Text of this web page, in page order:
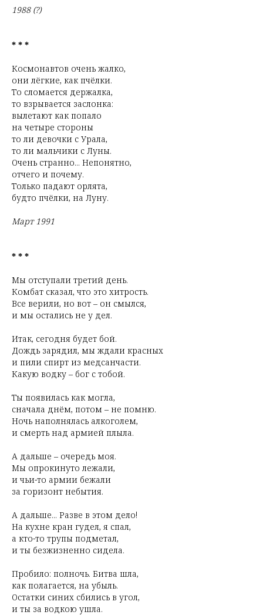
1988 (?)
* * *
Космонавтов очень жалко,
они лёгкие, как пчёлки.
То сломается держалка,
то взрывается заслонка:
вылетают как попало
на четыре стороны
то ли девочки с Урала,
то ли мальчики с Луны.
Очень странно... Непонятно,
отчего и почему.
Только падают орлята,
будто пчёлки, на Луну.
Март 1991
* * *
Мы отступали третий день.
Комбат сказал, что это хитрость.
Все верили, но вот – он смылся,
и мы остались не у дел.
Итак, сегодня будет бой.
Дождь зарядил, мы ждали красных
и пили спирт из медсанчасти.
Какую водку – бог с тобой.
Ты появилась как могла,
сначала днём, потом – не помню.
Ночь наполнялась алкоголем,
и смерть над армией плыла.
А дальше – очередь моя.
Мы опрокинуто лежали,
и чьи-то армии бежали
за горизонт небытия.
А дальше... Разве в этом дело!
На кухне кран гудел, я спал,
а кто-то трупы подметал,
и ты безжизненно сидела.
Пробило: полночь. Битва шла,
как полагается, на убыль.
Остатки синих сбились в угол,
и ты за водкою ушла.